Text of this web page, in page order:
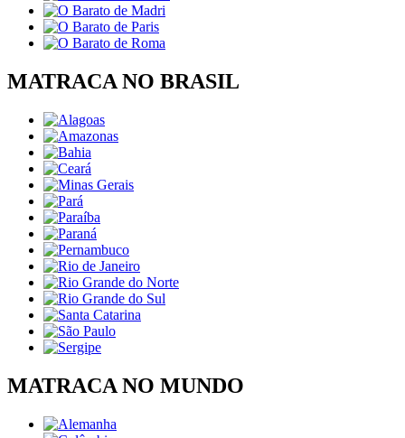
MATRACA NO BRASIL
MATRACA NO MUNDO